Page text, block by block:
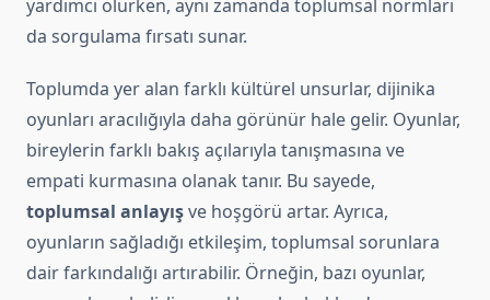
yardımcı olurken, aynı zamanda toplumsal normları
da sorgulama fırsatı sunar.
Toplumda yer alan farklı kültürel unsurlar, dijinika
oyunları aracılığıyla daha görünür hale gelir. Oyunlar,
bireylerin farklı bakış açılarıyla tanışmasına ve
empati kurmasına olanak tanır. Bu sayede,
toplumsal anlayışve hoşgörü artar. Ayrıca,
oyunların sağladığı etkileşim, toplumsal sorunlara
dair farkındalığı artırabilir. Örneğin, bazı oyunlar,